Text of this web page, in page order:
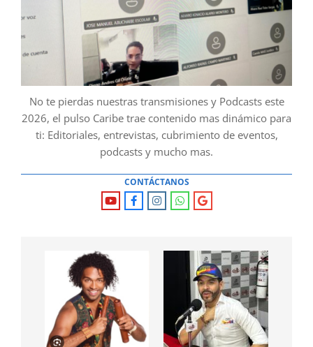
No te pierdas nuestras transmisiones y Podcasts este
2026, el pulso Caribe trae contenido mas dinámico para
ti: Editoriales, entrevistas, cubrimiento de eventos,
podcasts y mucho mas.
CONTÁCTANOS